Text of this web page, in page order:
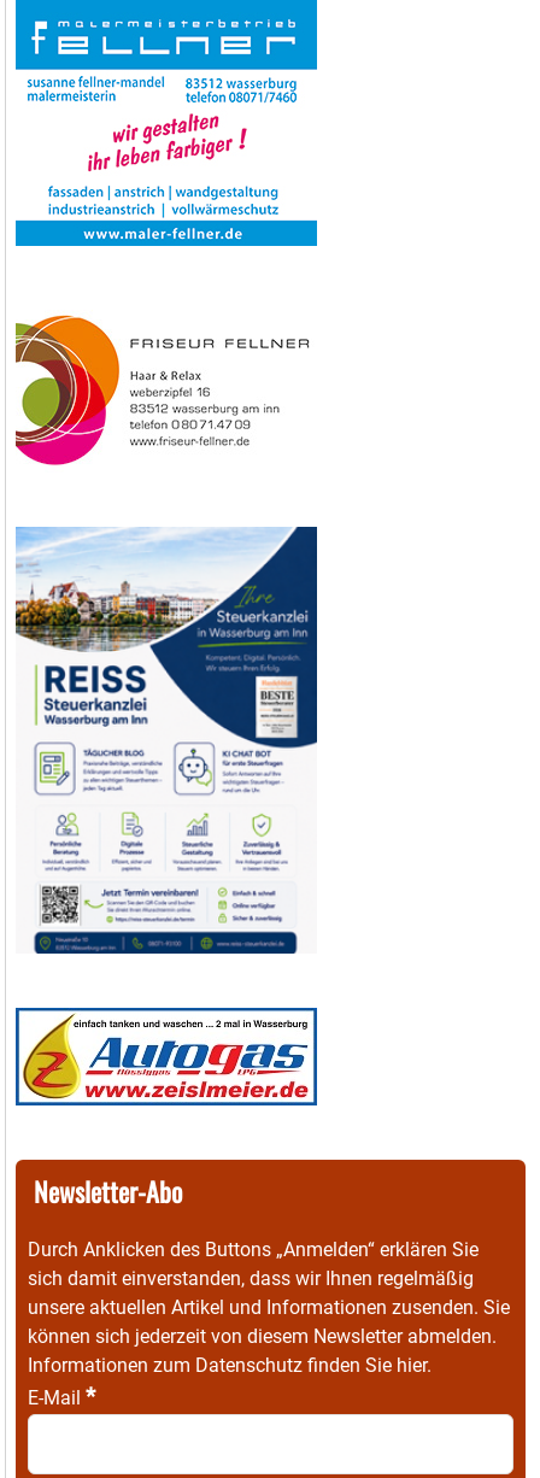
Newsletter-Abo
Durch Anklicken des Buttons „Anmelden“ erklären Sie
sich damit einverstanden, dass wir Ihnen regelmäßig
unsere aktuellen Artikel und Informationen zusenden. Sie
können sich jederzeit von diesem Newsletter abmelden.
Informationen zum Datenschutz finden Sie hier.
E-Mail *